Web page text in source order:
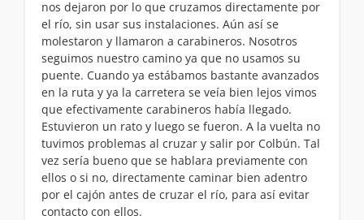
nos dejaron por lo que cruzamos directamente por
el río, sin usar sus instalaciones. Aún así se
molestaron y llamaron a carabineros. Nosotros
seguimos nuestro camino ya que no usamos su
puente. Cuando ya estábamos bastante avanzados
en la ruta y ya la carretera se veía bien lejos vimos
que efectivamente carabineros había llegado.
Estuvieron un rato y luego se fueron. A la vuelta no
tuvimos problemas al cruzar y salir por Colbún. Tal
vez sería bueno que se hablara previamente con
ellos o si no, directamente caminar bien adentro
por el cajón antes de cruzar el río, para así evitar
contacto con ellos.